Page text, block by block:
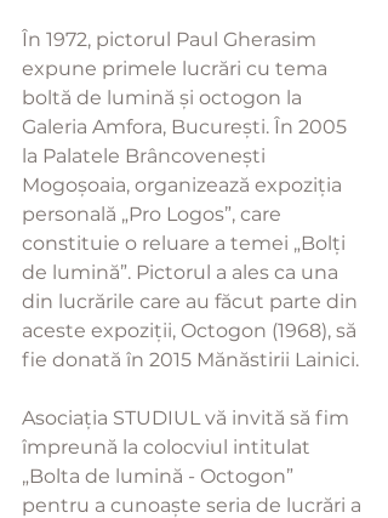
În 1972, pictorul Paul Gherasim
expune primele lucrări cu tema
boltă de lumină și octogon la
Galeria Amfora, București. În 2005
la Palatele Brâncovenești
Mogoșoaia, organizează expoziția
personală „Pro Logos”, care
constituie o reluare a temei „Bolți
de lumină”. Pictorul a ales ca una
din lucrările care au făcut parte din
aceste expoziții, Octogon (1968), să
fie donată în 2015 Mănăstirii Lainici.
Asociația STUDIUL vă invită să fim
împreună la colocviul intitulat
„Bolta de lumină - Octogon”
pentru a cunoaște seria de lucrări a